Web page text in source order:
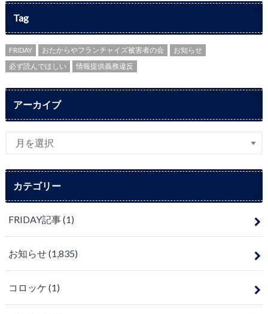
Tag
FRIDAY おたからやフランチャイズ被害者の会
お知らせ
必ず読んでほしい
情報提供義務違反
アーカイブ
カテゴリー
FRIDAY記事(1)
お知らせ(1,835)
コロッケ (1)